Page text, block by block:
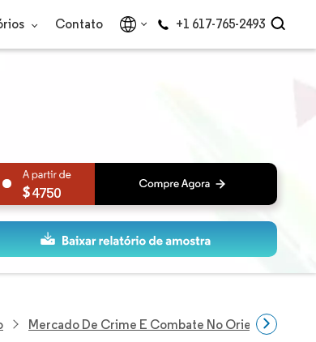
Contato +1 617-765-2493
4750
Mercado De Crime E Combate No Oriente Médio